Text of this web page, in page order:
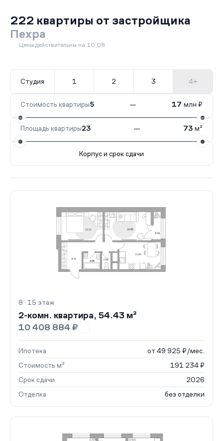
222 квартиры от застройщика
Пехра
Цены действительны на 10.08
Студия 1 2 3 4+
Стоимость квартиры5 — 17 млн ₽
Площадь квартиры23 — 73 м²
Корпус и срок сдачи
8199 кв.III кв. 2026
8 · 15 этаж
2-комн. квартира, 54.43 м²
10 408 884 ₽
Ипотека
от 49 925 ₽/мес.
Стоимость м²
191 234 ₽
Срок сдачи
2026
Отделка
без отделки